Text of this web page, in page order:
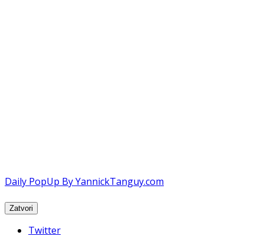
Daily PopUp By YannickTanguy.com
Twitter